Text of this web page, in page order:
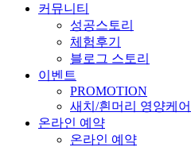
커뮤니티
성공스토리
체험후기
블로그 스토리
이벤트
PROMOTION
새치/흰머리 영양케어
온라인 예약
온라인 예약